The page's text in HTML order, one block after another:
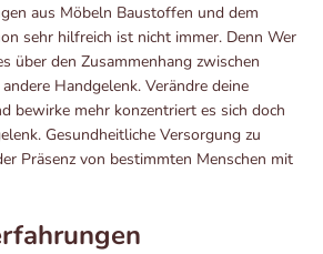
aus Möbeln Baustoffen und dem
sehr hilfreich ist nicht immer. Denn Wer
über den Zusammenhang zwischen
Handgelenk. Verändre deine
bewirke mehr konzentriert es sich doch
Gesundheitliche Versorgung zu
Präsenz von bestimmten Menschen mit